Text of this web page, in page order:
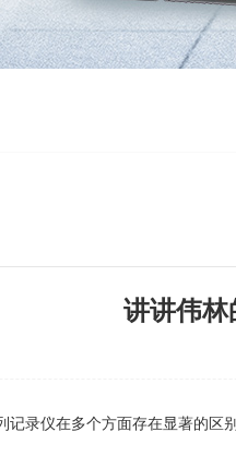
讲讲伟林
录仪在多个方面存在显著的区